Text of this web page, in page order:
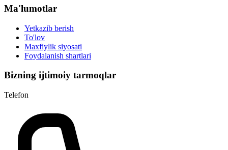
Ma'lumotlar
Yetkazib berish
To'lov
Maxfiylik siyosati
Foydalanish shartlari
Bizning ijtimoiy tarmoqlar
Telefon